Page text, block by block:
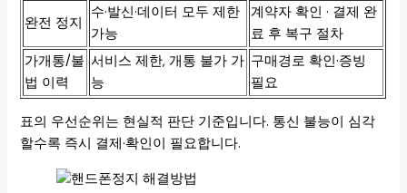
완전 정지
수·발신·데이터 모두 제한
가능
계약자 확인 · 결제 완
료 후 복구 절차
가개통/불
법 이력
서비스 제한, 개통 불가 가
능
구매경로 확인·증빙
필요
표의 우선순위는 현실적 판단 기준입니다. 통신 불능이 심각
할수록 즉시 결제·확인이 필요합니다.